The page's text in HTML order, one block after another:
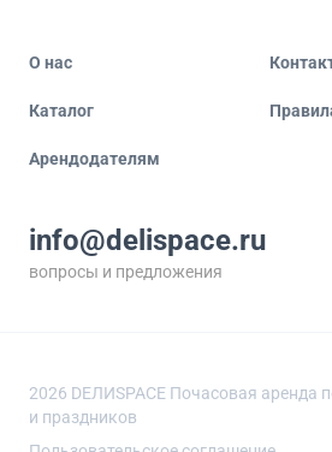
О нас
Каталог
Арендодателям
info@delispace.ru
вопросы и предложения
2026 DEЛИSPACE Почасовая аренда
и праздников